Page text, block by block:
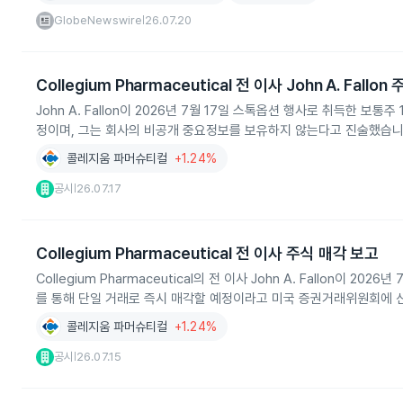
GlobeNewswire 26.07.20
Collegium Pharmaceutical 전 이사 John A. Fallon
John A. Fallon이 2026년 7월 17일 스톡옵션 행사로 취득한 보
정이며, 그는 회사의 비공개 중요정보를 보유하지 않는다고 진술했습
콜레지움 파머슈티컬 +1.24%
공시 26.07.17
Collegium Pharmaceutical 전 이사 주식 매각 보고
Collegium Pharmaceutical의 전 이사 John A. Fallon이 2026년
를 통해 단일 거래로 즉시 매각할 예정이라고 미국 증권거래위원회에
콜레지움 파머슈티컬 +1.24%
공시 26.07.15